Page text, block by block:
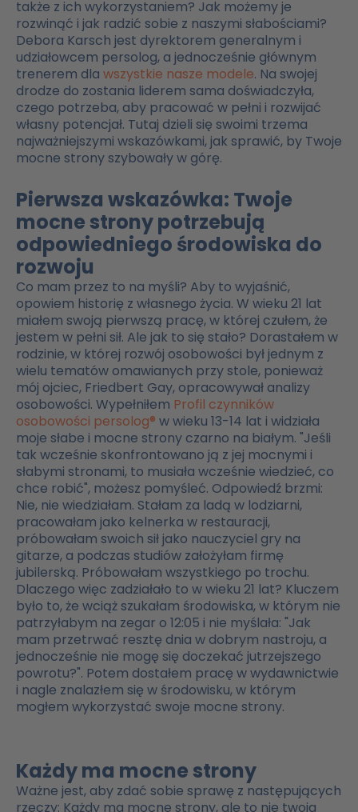
także z ich wykorzystaniem? Jak możemy je
rozwinąć i jak radzić sobie z naszymi słabościami?
Debora Karsch jest dyrektorem generalnym i
udziałowcem persolog, a jednocześnie głównym
trenerem dla wszystkie nasze modele. Na swojej
drodze do zostania liderem sama doświadczyła,
czego potrzeba, aby pracować w pełni i rozwijać
własny potencjał. Tutaj dzieli się swoimi trzema
najważniejszymi wskazówkami, jak sprawić, by Twoje
mocne strony szybowały w górę.
Pierwsza wskazówka: Twoje
mocne strony potrzebują
odpowiedniego środowiska do
rozwoju
Co mam przez to na myśli? Aby to wyjaśnić,
opowiem historię z własnego życia. W wieku 21 lat
miałem swoją pierwszą pracę, w której czułem, że
jestem w pełni sił. Ale jak to się stało? Dorastałem w
rodzinie, w której rozwój osobowości był jednym z
wielu tematów omawianych przy stole, ponieważ
mój ojciec, Friedbert Gay, opracowywał analizy
osobowości. Wypełniłem Profil czynników
osobowości persolog® w wieku 13-14 lat i widziała
moje słabe i mocne strony czarno na białym. "Jeśli
tak wcześnie skonfrontowano ją z jej mocnymi i
słabymi stronami, to musiała wcześnie wiedzieć, co
chce robić", możesz pomyśleć. Odpowiedź brzmi:
Nie, nie wiedziałam. Stałam za ladą w lodziarni,
pracowałam jako kelnerka w restauracji,
próbowałam swoich sił jako nauczyciel gry na
gitarze, a podczas studiów założyłam firmę
jubilerską. Próbowałam wszystkiego po trochu.
Dlaczego więc zadziałało to w wieku 21 lat? Kluczem
było to, że wciąż szukałam środowiska, w którym nie
patrzyłabym na zegar o 12:05 i nie myślała: "Jak
mam przetrwać resztę dnia w dobrym nastroju, a
jednocześnie nie mogę się doczekać jutrzejszego
powrotu?". Potem dostałem pracę w wydawnictwie
i nagle znalazłem się w środowisku, w którym
mogłem wykorzystać swoje mocne strony.
Każdy ma mocne strony
Ważne jest, aby zdać sobie sprawę z następujących
rzeczy: Każdy ma mocne strony, ale to nie twoja